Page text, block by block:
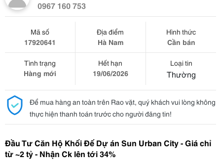
0967 160 753
Mã số
17920641
Địa điểm
Hà Nam
Hình thức
Cần bán
Tình trạng
Hàng mới
Hết hạn
19/06/2026
Loại tin
Thường
Để mua hàng an toàn trên Rao vặt, quý khách vui lòng không
thực hiện thanh toán trước cho người đăng tin!
Đầu Tư Căn Hộ Khối Đế Dự án Sun Urban City - Giá chỉ
từ ~2 tỷ - Nhận Ck lên tới 34%